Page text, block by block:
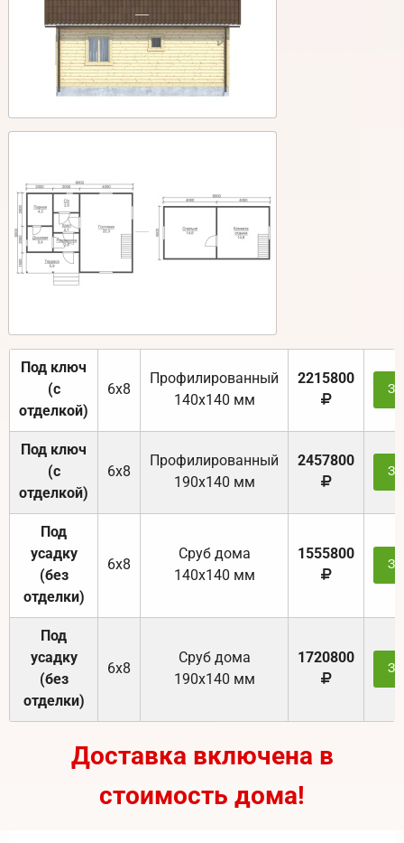
Под ключ
(с
отделкой)
6х8
Профилированный
140х140 мм
2215800
Под ключ
(с
отделкой)
6х8
Профилированный
190х140 мм
2457800
Под
усадку
(без
отделки)
6х8
Cруб дома
140х140 мм
1555800
Под
усадку
(без
отделки)
6х8
Cруб дома
190х140 мм
1720800
Доставка включена в
стоимость дома!